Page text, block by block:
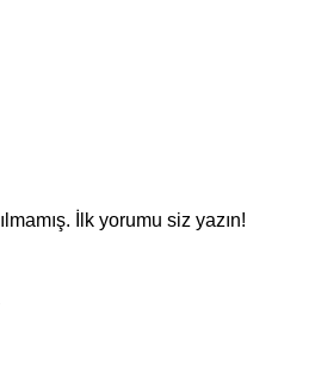
İlk yorumu siz yazın!